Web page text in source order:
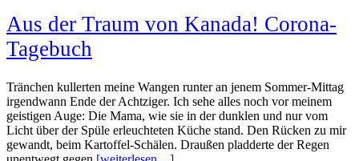
Aus der Traum von Kanada! Corona-
Tagebuch
Tränchen kullerten meine Wangen runter an jenem Sommer-Mittag
irgendwann Ende der Achtziger. Ich sehe alles noch vor meinem
geistigen Auge: Die Mama, wie sie in der dunklen und nur vom
Licht über der Spüle erleuchteten Küche stand. Den Rücken zu mir
gewandt, beim Kartoffel-Schälen. Draußen pladderte der Regen